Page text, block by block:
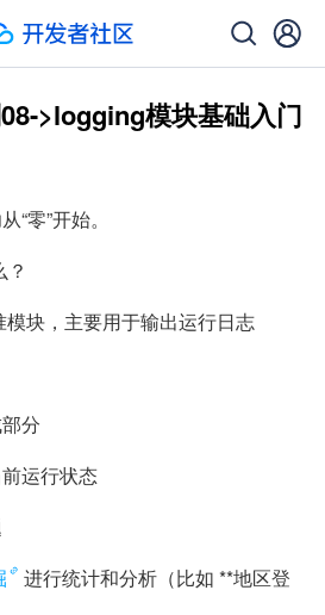
>logging模块基础入门
零”开始。
模块，主要用于输出运行日志
分
运行状态
进行统计和分析（比如 **地区登